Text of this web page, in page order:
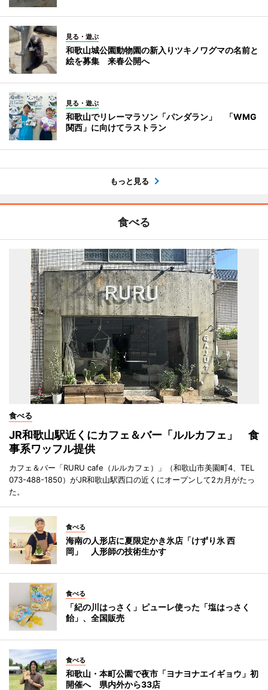
見る・遊ぶ
和歌山城公園動物園の新入りツキノワグマの名前と
絵を募集 来春公開へ
見る・遊ぶ
和歌山でリレーマラソン「パンダラン」 「WMG
関西」に向けてラストラン
もっと見る
食べる
食べる
JR和歌山駅近くにカフェ＆バー「ルルカフェ」 食
事系ワッフル提供
カフェ＆バー「RURU cafe（ルルカフェ）」（和歌山市美園町4、TEL
073-488-1850）がJR和歌山駅西口の近くにオープンして2カ月がたっ
た。
食べる
海南の人形店に夏限定かき氷店「けずり氷 西
岡」 人形師の技術生かす
食べる
「紀の川はっさく」ピューレ使った「塩はっさく
飴」、全国販売
食べる
和歌山・本町公園で夜市「ヨナヨナエイギョウ」初
開催へ 県内外から33店